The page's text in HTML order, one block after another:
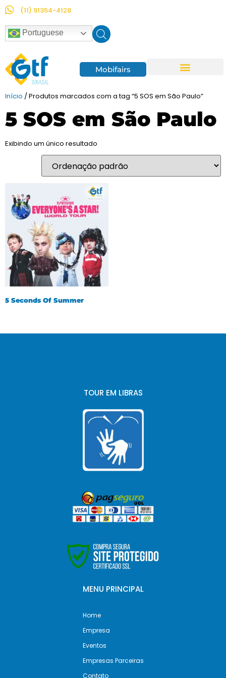
(11) 91354-4128
Portuguese
Mobifairs
Início / Produtos marcados com a tag “5 SOS em São Paulo”
5 SOS em São Paulo
Exibindo um único resultado
5 Seconds Of Summer
TOUR EM LIBRAS
MENU PRINCIPAL
Home
Empresa
Eventos
Empresas Parceiras
Contato